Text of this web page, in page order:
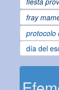
fray
protocolo
día del